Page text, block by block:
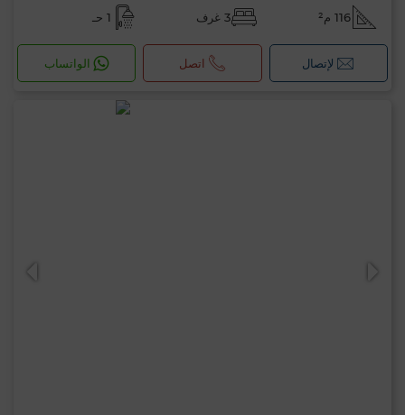
116 م² 3 غرف 1 حـ
لإتصال اتصل الواتساب